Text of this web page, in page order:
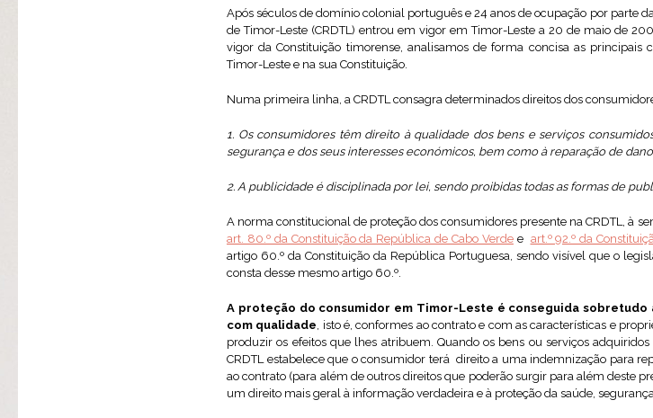
Após séculos de domínio colonial português e 24 anos de ocupação por parte
de Timor-Leste (CRDTL) entrou em vigor em Timor-Leste a 20 de maio de
vigor da Constituição timorense, analisamos de forma concisa as
Timor-Leste e na sua Constituição.
Numa primeira linha, a CRDTL consagra determinados direitos dos
1. Os consumidores têm direito à qualidade dos bens e serviços
segurança e dos seus interesses económicos, bem como à reparação de
2. A publicidade é disciplinada por lei, sendo proibidas todas as formas de
A norma constitucional de proteção dos consumidores presente na CRDTL, à
art. 80.º da Constituição da República de Cabo Verdee art.º 92.º da
artigo 60.º da Constituição da República Portuguesa, sendo visível que o
consta desse mesmo artigo 60.º.
A proteção do consumidor em Timor-Leste é conseguida
com qualidade, isto é, conformes ao contrato e com as características e
produzir os efeitos que lhes atribuem. Quando os bens ou serviços
CRDTL estabelece que o consumidor terá direito a uma indemnização para
ao contrato (para além de outros direitos que poderão surgir para além deste
um direito mais geral à informação verdadeira e à proteção da saúde,